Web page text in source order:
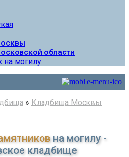
области
на могилу
» Кладбища Москвы
на могилу -
кладбище